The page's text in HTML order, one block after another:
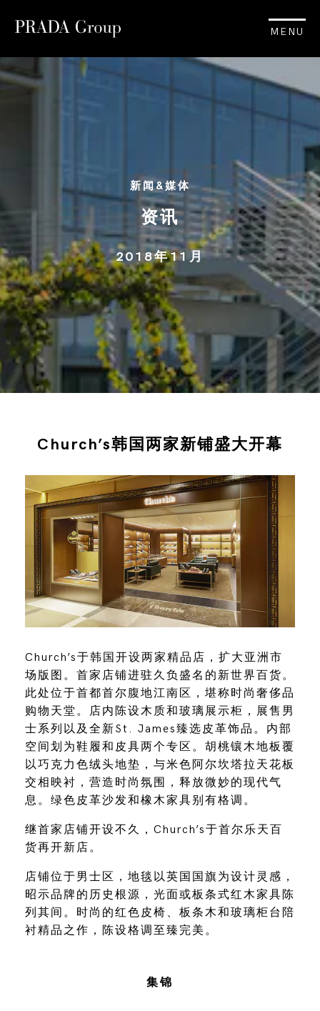
MENU
新闻&媒体
资讯
2018年11月
Church’s韩国两家新铺盛大开幕
Church’s于韩国开设两家精品店，扩大亚洲市
场版图。首家店铺进驻久负盛名的新世界百货。
此处位于首都首尔腹地江南区，堪称时尚奢侈品
购物天堂。店内陈设木质和玻璃展示柜，展售男
士系列以及全新St. James臻选皮革饰品。内部
空间划为鞋履和皮具两个专区。胡桃镶木地板覆
以巧克力色绒头地垫，与米色阿尔坎塔拉天花板
交相映衬，营造时尚氛围，释放微妙的现代气
息。绿色皮革沙发和橡木家具别有格调。
继首家店铺开设不久，Church’s于首尔乐天百
货再开新店。
店铺位于男士区，地毯以英国国旗为设计灵感，
昭示品牌的历史根源，光面或板条式红木家具陈
列其间。时尚的红色皮椅、板条木和玻璃柜台陪
衬精品之作，陈设格调至臻完美。
集锦